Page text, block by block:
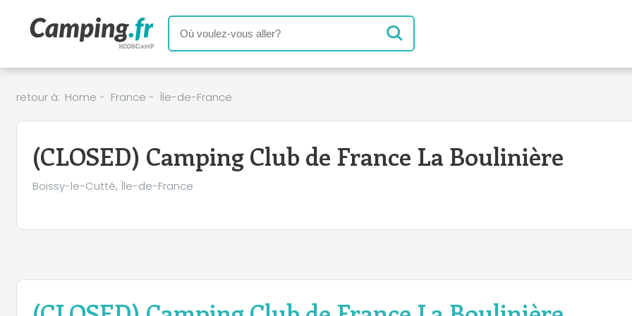
retour à: Home - France - Île-de-France
(CLOSED) Camping Club de France La Boulinière
Boissy-le-Cutté, Île-de-France